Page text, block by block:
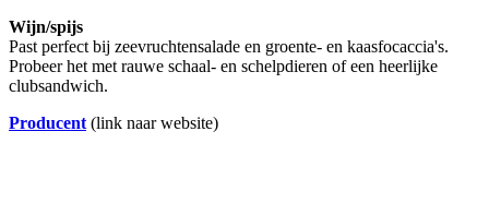
Wijn/spijs
Past perfect bij zeevruchtensalade en groente- en kaasfocaccia's.
Probeer het met rauwe schaal- en schelpdieren of een heerlijke
clubsandwich.
Producent (link naar website)